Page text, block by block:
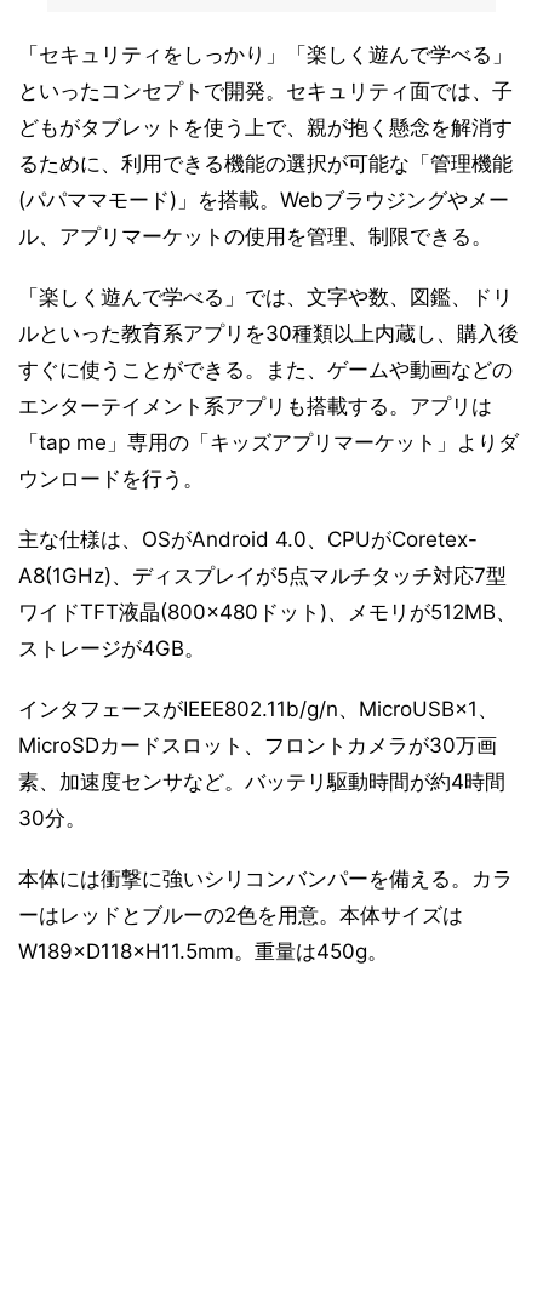
「セキュリティをしっかり」「楽しく遊んで学べる」
といったコンセプトで開発。セキュリティ面では、子
どもがタブレットを使う上で、親が抱く懸念を解消す
るために、利用できる機能の選択が可能な「管理機能
(パパママモード)」を搭載。Webブラウジングやメー
ル、アプリマーケットの使用を管理、制限できる。
「楽しく遊んで学べる」では、文字や数、図鑑、ドリ
ルといった教育系アプリを30種類以上内蔵し、購入後
すぐに使うことができる。また、ゲームや動画などの
エンターテイメント系アプリも搭載する。アプリは
「tap me」専用の「キッズアプリマーケット」よりダ
ウンロードを行う。
主な仕様は、OSがAndroid 4.0、CPUがCoretex-
A8(1GHz)、ディスプレイが5点マルチタッチ対応7型
ワイドTFT液晶(800×480ドット)、メモリが512MB、
ストレージが4GB。
インタフェースがIEEE802.11b/g/n、MicroUSB×1、
MicroSDカードスロット、フロントカメラが30万画
素、加速度センサなど。バッテリ駆動時間が約4時間
30分。
本体には衝撃に強いシリコンバンパーを備える。カラ
ーはレッドとブルーの2色を用意。本体サイズは
W189×D118×H11.5mm。重量は450g。